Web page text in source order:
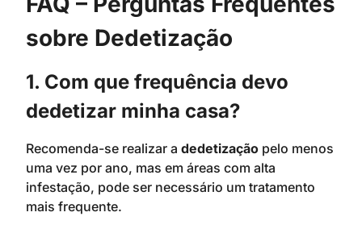
sobre Dedetização
1. Com que frequência devo
dedetizar minha casa?
Recomenda-se realizar a dedetização pelo menos
uma vez por ano, mas em áreas com alta
infestação, pode ser necessário um tratamento
mais frequente.